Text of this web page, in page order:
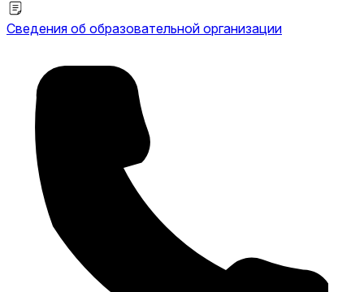
Сведения об образовательной организации